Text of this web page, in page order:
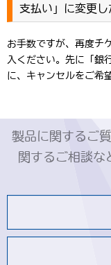
支払い」に変更し
お手数ですが、再度チ
入ください。先に「銀
に、キャンセルをご希
製品に関するご
関するご相談な